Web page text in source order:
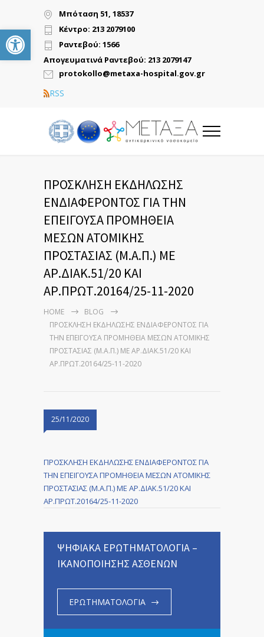
Ανοίξτε τη γραμμή εργαλείων
Μπόταση 51, 18537
Κέντρο: 213 2079100
Ραντεβού: 1566
Απογευματινά Ραντεβού: 213 2079147
protokollo@metaxa-hospital.gov.gr
RSS
ΠΡΟΣΚΛΗΣΗ ΕΚΔΗΛΩΣΗΣ
ΕΝΔΙΑΦΕΡΟΝΤΟΣ ΓΙΑ ΤΗΝ
ΕΠΕΙΓΟΥΣΑ ΠΡΟΜΗΘΕΙΑ
ΜΕΣΩΝ ΑΤΟΜΙΚΗΣ
ΠΡΟΣΤΑΣΙΑΣ (Μ.Α.Π.) ΜΕ
ΑΡ.ΔΙΑΚ.51/20 ΚΑΙ
ΑΡ.ΠΡΩΤ.20164/25-11-2020
HOME
BLOG
ΠΡΟΣΚΛΗΣΗ ΕΚΔΗΛΩΣΗΣ ΕΝΔΙΑΦΕΡΟΝΤΟΣ ΓΙΑ
ΤΗΝ ΕΠΕΙΓΟΥΣΑ ΠΡΟΜΗΘΕΙΑ ΜΕΣΩΝ ΑΤΟΜΙΚΗΣ
ΠΡΟΣΤΑΣΙΑΣ (Μ.Α.Π.) ΜΕ ΑΡ.ΔΙΑΚ.51/20 ΚΑΙ
ΑΡ.ΠΡΩΤ.20164/25-11-2020
25/11/2020
ΠΡΟΣΚΛΗΣΗ ΕΚΔΗΛΩΣΗΣ ΕΝΔΙΑΦΕΡΟΝΤΟΣ ΓΙΑ
ΤΗΝ ΕΠΕΙΓΟΥΣΑ ΠΡΟΜΗΘΕΙΑ ΜΕΣΩΝ ΑΤΟΜΙΚΗΣ
ΠΡΟΣΤΑΣΙΑΣ (Μ.Α.Π.) ΜΕ ΑΡ.ΔΙΑΚ.51/20 ΚΑΙ
ΑΡ.ΠΡΩΤ.20164/25-11-2020
ΨΗΦΙΑΚΑ ΕΡΩΤΗΜΑΤΟΛΟΓΙΑ –
ΙΚΑΝΟΠΟΙΗΣΗΣ ΑΣΘΕΝΩΝ
ΕΡΩΤΗΜΑΤΟΛΟΓΙΑ